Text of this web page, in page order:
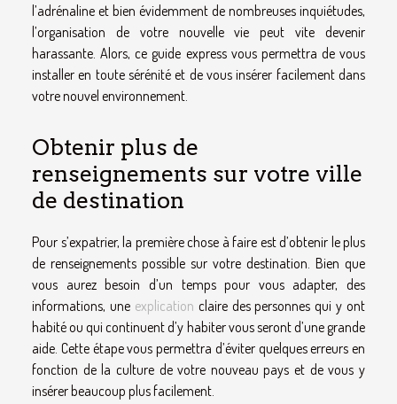
l’adrénaline et bien évidemment de nombreuses inquiétudes,
l’organisation de votre nouvelle vie peut vite devenir
harassante. Alors, ce guide express vous permettra de vous
installer en toute sérénité et de vous insérer facilement dans
votre nouvel environnement.
Obtenir plus de
renseignements sur votre ville
de destination
Pour s’expatrier, la première chose à faire est d’obtenir le plus
de renseignements possible sur votre destination. Bien que
vous aurez besoin d’un temps pour vous adapter, des
informations, une explication claire des personnes qui y ont
habité ou qui continuent d’y habiter vous seront d’une grande
aide. Cette étape vous permettra d’éviter quelques erreurs en
fonction de la culture de votre nouveau pays et de vous y
insérer beaucoup plus facilement.